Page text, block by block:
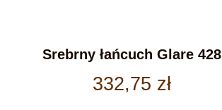
Srebrny łańcuch Glare 428
332,75 zł